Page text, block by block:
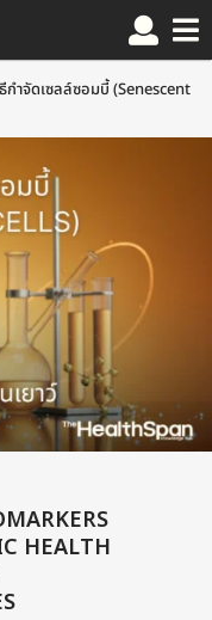
กำจัดเซลล์ซอมบี้ (Senescent
HEALTH